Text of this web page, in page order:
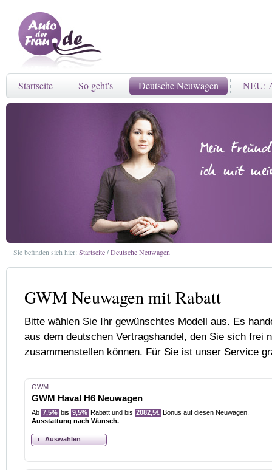
Startseite So geht's Deutsche Neuwagen NEU:
Sie befinden sich hier: Startseite / Deutsche Neuwagen
GWM Neuwagen mit Rabatt
Bitte wählen Sie Ihr gewünschtes Modell aus. Es
aus dem deutschen Vertragshandel, den Sie sich frei
zusammenstellen können. Für Sie ist unser Service
GWM
GWM Haval H6 Neuwagen
Ab 7,5% bis 9,5% Rabatt und bis 2082,5€ Bonus auf diesen Neuwagen.
Ausstattung nach Wunsch.
Auswählen